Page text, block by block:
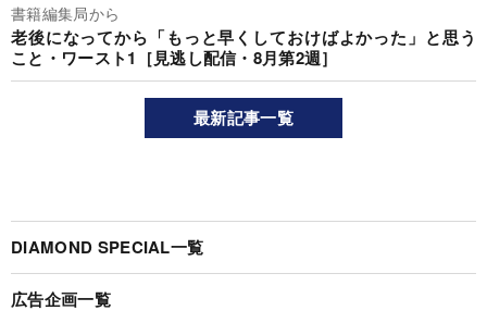
書籍編集局から
老後になってから「もっと早くしておけばよかった」と思う
こと・ワースト1［見逃し配信・8月第2週］
最新記事一覧
DIAMOND SPECIAL一覧
広告企画一覧